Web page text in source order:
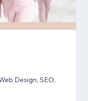
Design, SEO,